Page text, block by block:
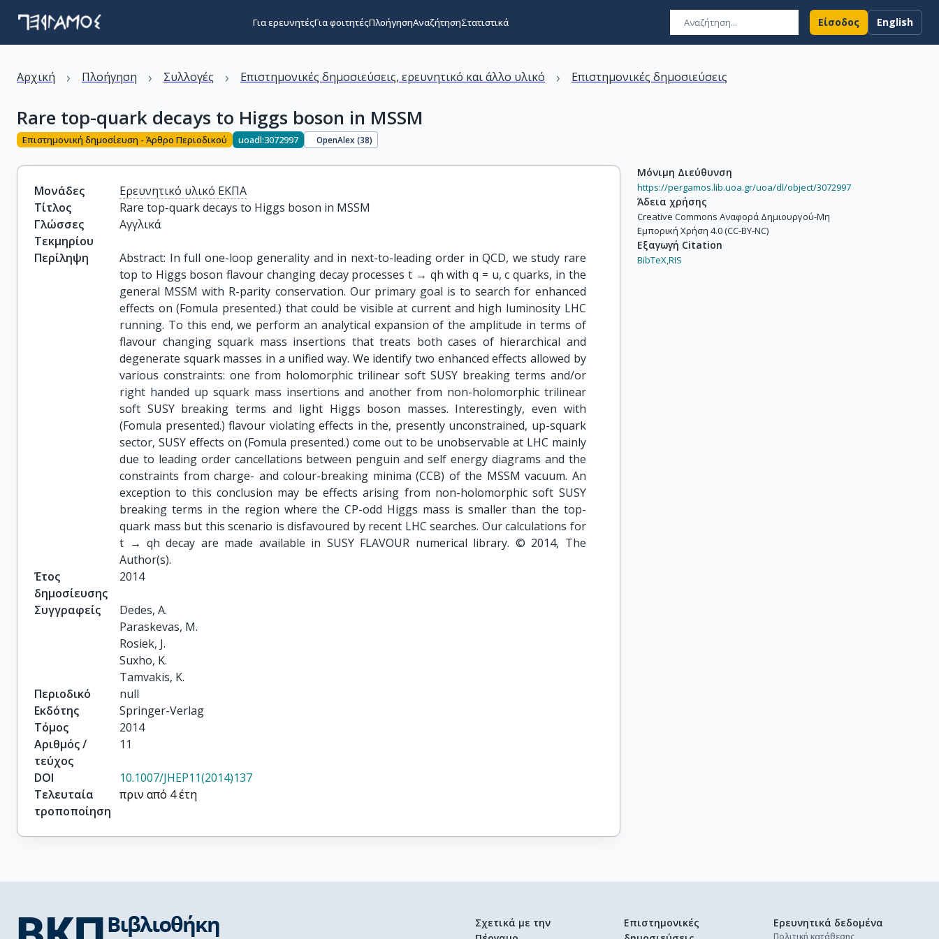
Για ερευνητέςΓια φοιτητέςΠλοήγησηΑναζήτησηΣτατιστικά Είσοδος English
Αρχική › Πλοήγηση › Συλλογές › Επιστημονικές δημοσιεύσεις, ερευνητικό και άλλο υλικό › Επιστημονικές δημοσιεύσεις
Rare top-quark decays to Higgs boson in MSSM
Επιστημονική δημοσίευση - Άρθρο Περιοδικού uoadl:3072997 OpenAlex (38)
Μονάδες
Ερευνητικό υλικό ΕΚΠΑ
Τίτλος
Rare top-quark decays to Higgs boson in MSSM
Γλώσσες
Τεκμηρίου
Αγγλικά
Περίληψη
Abstract: In full one-loop generality and in next-to-leading order in QCD, we study rare
top to Higgs boson flavour changing decay processes t → qh with q = u, c quarks, in the
general MSSM with R-parity conservation. Our primary goal is to search for enhanced
effects on (Fomula presented.) that could be visible at current and high luminosity LHC
running. To this end, we perform an analytical expansion of the amplitude in terms of
flavour changing squark mass insertions that treats both cases of hierarchical and
degenerate squark masses in a unified way. We identify two enhanced effects allowed by
various constraints: one from holomorphic trilinear soft SUSY breaking terms and/or
right handed up squark mass insertions and another from non-holomorphic trilinear
soft SUSY breaking terms and light Higgs boson masses. Interestingly, even with
(Fomula presented.) flavour violating effects in the, presently unconstrained, up-squark
sector, SUSY effects on (Fomula presented.) come out to be unobservable at LHC mainly
due to leading order cancellations between penguin and self energy diagrams and the
constraints from charge- and colour-breaking minima (CCB) of the MSSM vacuum. An
exception to this conclusion may be effects arising from non-holomorphic soft SUSY
breaking terms in the region where the CP-odd Higgs mass is smaller than the top-
quark mass but this scenario is disfavoured by recent LHC searches. Our calculations for
t → qh decay are made available in SUSY FLAVOUR numerical library. © 2014, The
Author(s).
Έτος
δημοσίευσης
2014
Συγγραφείς
Dedes, A.
Paraskevas, M.
Rosiek, J.
Suxho, K.
Tamvakis, K.
Περιοδικό
null
Εκδότης
Springer-Verlag
Τόμος
2014
Αριθμός /
τεύχος
11
DOI
10.1007/JHEP11(2014)137
Τελευταία
τροποποίηση
πριν από 4 έτη
Μόνιμη Διεύθυνση
https://pergamos.lib.uoa.gr/uoa/dl/object/3072997
Άδεια χρήσης
Creative Commons Αναφορά Δημιουργού-Μη
Εμπορική Χρήση 4.0 (CC-BY-NC)
Εξαγωγή Citation
BibTeX,RIS
Σχετικά με την
Επιστημονικές
Ερευνητικά δεδομένα
Πολιτική κατάθεσης